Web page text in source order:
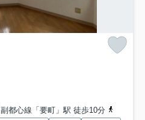
副都心線「要町」駅 徒歩10分